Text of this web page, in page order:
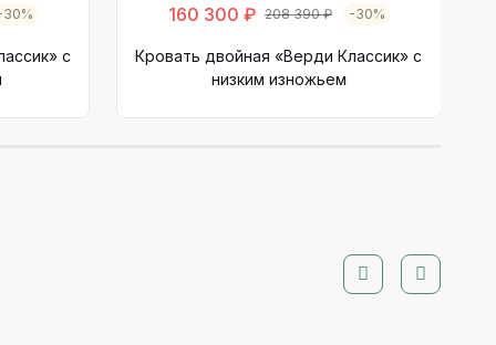
с
160 300 ₽ 208 390 ₽ -30%
Кровать двойная «Верди Классик» с
низким изножьем